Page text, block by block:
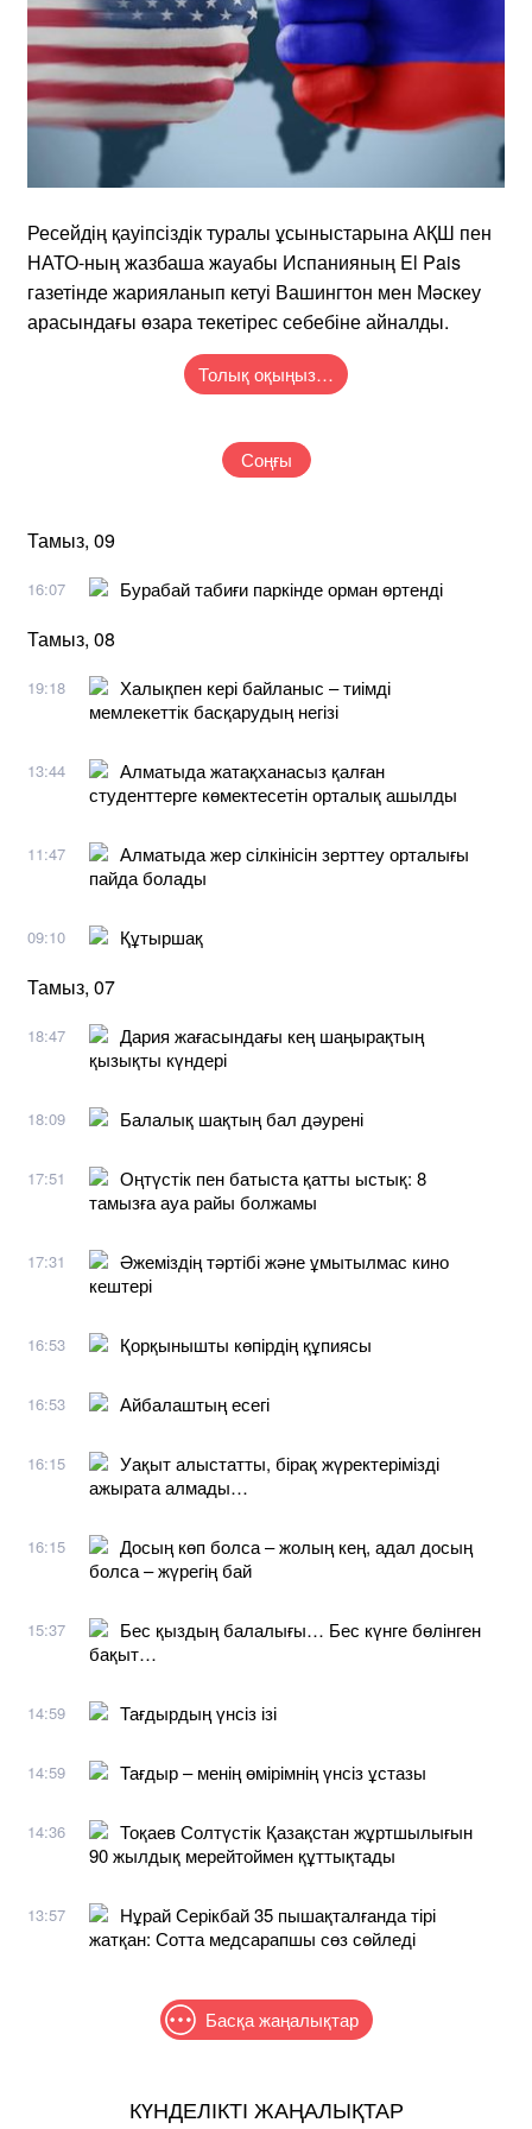
Ресейдің қауіпсіздік туралы ұсыныстарына АҚШ пен
НАТО-ның жазбаша жауабы Испанияның El Pais
газетінде жарияланып кетуі Вашингтон мен Мәскеу
арасындағы өзара текетірес себебіне айналды.
Толық оқыңыз…
Соңғы
Тамыз, 09
16:07 Бурабай табиғи паркінде орман өртенді
Тамыз, 08
19:18
Халықпен кері байланыс – тиімді
мемлекеттік басқарудың негізі
13:44
Алматыда жатақханасыз қалған
студенттерге көмектесетін орталық ашылды
11:47
Алматыда жер сілкінісін зерттеу орталығы
пайда болады
09:10 Құтыршақ
Тамыз, 07
18:47
Дария жағасындағы кең шаңырақтың
қызықты күндері
18:09 Балалық шақтың бал дәурені
17:51
Оңтүстік пен батыста қатты ыстық: 8
тамызға ауа райы болжамы
17:31
Әжеміздің тәртібі және ұмытылмас кино
кештері
16:53 Қорқынышты көпірдің құпиясы
16:53 Айбалаштың есегі
16:15
Уақыт алыстатты, бірақ жүректерімізді
ажырата алмады…
16:15
Досың көп болса – жолың кең, адал досың
болса – жүрегің бай
15:37
Бес қыздың балалығы… Бес күнге бөлінген
бақыт…
14:59 Тағдырдың үнсіз ізі
14:59 Тағдыр – менің өмірімнің үнсіз ұстазы
14:36
Тоқаев Солтүстік Қазақстан жұртшылығын
90 жылдық мерейтоймен құттықтады
13:57
Нұрай Серікбай 35 пышақталғанда тірі
жатқан: Сотта медсарапшы сөз сөйледі
Басқа жаңалықтар
КҮНДЕЛІКТІ ЖАҢАЛЫҚТАР